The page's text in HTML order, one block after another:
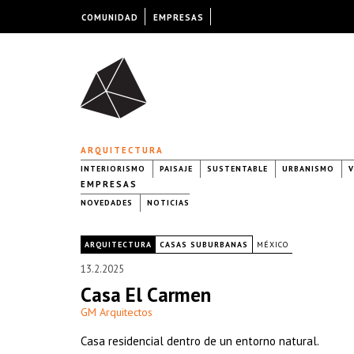
ARQUITECTURA
INTERIORISMO PAISAJE SUSTENTABLE URBANISMO
EMPRESAS
NOVEDADES NOTICIAS
ARQUITECTURA CASAS SUBURBANAS MÉXICO
13.2.2025
Casa El Carmen
GM Arquitectos
Casa residencial dentro de un entorno natural.
COMUNIDAD EMPRESAS